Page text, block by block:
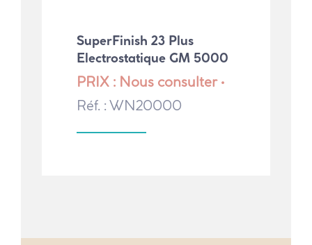
SuperFinish 23 Plus
Electrostatique GM 5000
PRIX : Nous consulter •
Réf. : WN20000